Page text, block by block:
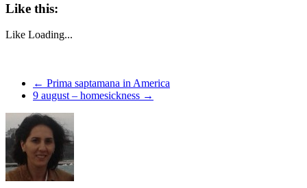
Like this:
Like Loading...
← Prima saptamana in America
9 august – homesickness →